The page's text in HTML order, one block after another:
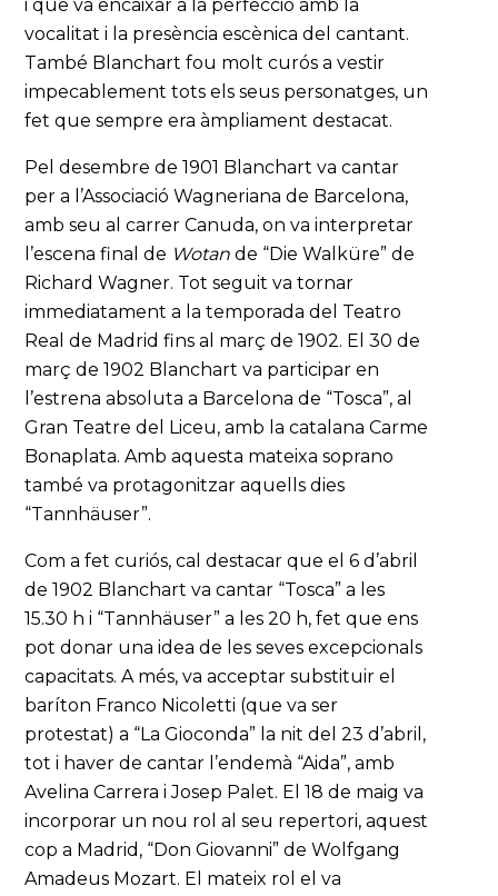
i que va encaixar a la perfecció amb la
vocalitat i la presència escènica del cantant.
També Blanchart fou molt curós a vestir
impecablement tots els seus personatges, un
fet que sempre era àmpliament destacat.
Pel desembre de 1901 Blanchart va cantar
per a l’Associació Wagneriana de Barcelona,
amb seu al carrer Canuda, on va interpretar
l’escena final de Wotan de “Die Walküre” de
Richard Wagner. Tot seguit va tornar
immediatament a la temporada del Teatro
Real de Madrid fins al març de 1902. El 30 de
març de 1902 Blanchart va participar en
l’estrena absoluta a Barcelona de “Tosca”, al
Gran Teatre del Liceu, amb la catalana Carme
Bonaplata. Amb aquesta mateixa soprano
també va protagonitzar aquells dies
“Tannhäuser”.
Com a fet curiós, cal destacar que el 6 d’abril
de 1902 Blanchart va cantar “Tosca” a les
15.30 h i “Tannhäuser” a les 20 h, fet que ens
pot donar una idea de les seves excepcionals
capacitats. A més, va acceptar substituir el
baríton Franco Nicoletti (que va ser
protestat) a “La Gioconda” la nit del 23 d’abril,
tot i haver de cantar l’endemà “Aida”, amb
Avelina Carrera i Josep Palet. El 18 de maig va
incorporar un nou rol al seu repertori, aquest
cop a Madrid, “Don Giovanni” de Wolfgang
Amadeus Mozart. El mateix rol el va